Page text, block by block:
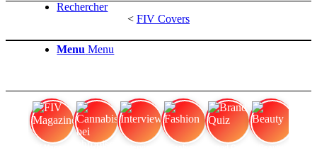
Rechercher
Menu Menu
< FIV Covers